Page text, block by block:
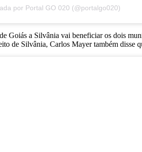
por Portal GO 020 (@portalgo020)
Goiás a Silvânia vai beneficiar os dois
de Silvânia, Carlos Mayer também disse